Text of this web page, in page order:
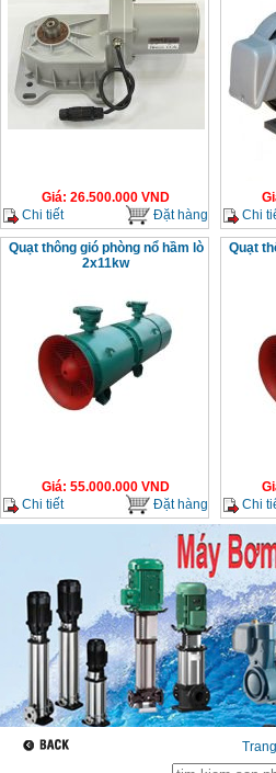
Giá: 26.500.000 VND
Chi tiết
Đặt hàng
Chi
Quạt thông gió phòng nổ hầm lò
2x11kw
Giá: 55.000.000 VND
Chi tiết
Đặt hàng
Quạt
Chi